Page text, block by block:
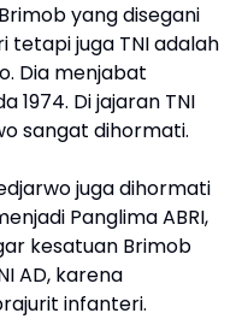
yang disegani
tetapi juga TNI adalah
Dia menjabat
1974. Di jajaran TNI
sangat dihormati.
juga dihormati
Panglima ABRI,
kesatuan Brimob
AD, karena
infanteri.